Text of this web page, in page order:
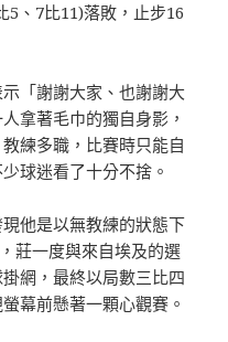
5、7比11)落敗，止步16
「謝謝大家、也謝謝大
拿著毛巾的獨自身影，
練多職，比賽時只能自
球迷看了十分不捨。
他是以無教練的狀態下
莊一度與來自埃及的選
網，最終以局數三比四
幕前懸著一顆心觀賽。